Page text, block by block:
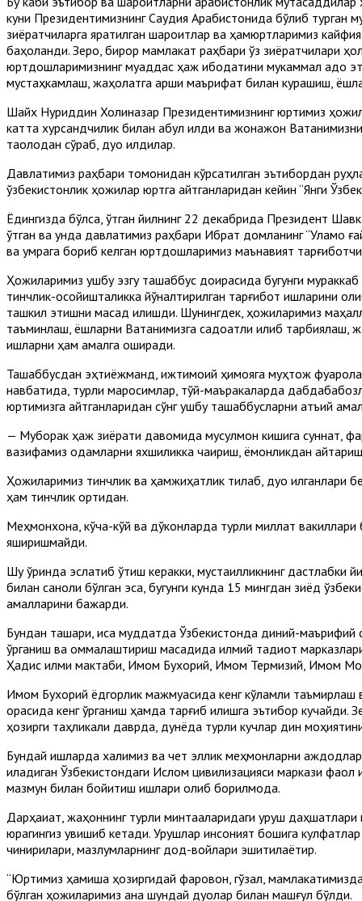
куни Президентимизнинг Саудия Арабистонида бўлиб
зиёратчиларга яратилган шароитлар ва ҳамюртларимиз
баҳоланди. Зеро, бирор мамлакат раҳбари ўз зиёратчилари
юртдошларимизнинг муқаддас ҳаж ибодатини мукаммал адо
мустаҳкамлаш, жаҳолатга қарши маърифат билан курашиш,
Шайх Нуриддин Холиқназар Президентимизнинг юртимиз
катта хурсандчилик билан қабул қилди ва жонажон
таолодан сўраб, дуо қилдилар.
Давлатимиз раҳбари томонидан кўрсатилган эътибордан
ўзбекистонлик ҳожилар юртга қайтганларидан кейин “Янги
Ёдингизда бўлса, ўтган йилнинг 22 декабрида Президент
ўтган ва унда давлатимиз раҳбари Ибрат домланинг “Уламо
ва умрага бориб келган юртдошларимиз маънавият
Ҳожиларимиз ушбу эзгу ташаббус доирасида бугунги
тинчлик-осойишталикка йўналтирилган тарғибот ишларини
ташкил этишни мақсад қилишди. Шунингдек, ҳожиларимиз
таъминлаш, ёшларни Ватанимизга садоқатли қилиб тарбиялаш,
ишларни ҳам амалга оширади.
Ташаббусдан эҳтиёжманд, ижтимоий ҳимояга муҳтож
навбатида, турли маросимлар, тўй-маъракаларда
юртимизга қайтганларидан сўнг ушбу ташаббусларни қатъий
— Муборак ҳаж зиёрати давомида мусулмон кишига суннат,
вазифамиз одамларни яхшиликка чақириш, ёмонликдан
Ҳожиларимиз тинчлик ва ҳамжиҳатлик тилаб, дуо қилганлари
ҳам тинчлик ортидан.
Меҳмонхона, кўча-кўй ва дўконларда турли миллат вакиллари
яширишмайди.
Шу ўринда эслатиб ўтиш керакки, мустақилликнинг
билан саноқли бўлган эса, бугунги кунда 15 мингдан зиёд
амалларини бажарди.
Бундан ташқари, қисқа муддатда Ўзбекистонда диний-
ўрганиш ва оммалаштириш мақсадида илмий тадқиқот
Ҳадис илми мактаби, Имом Бухорий, Имом Термизий, Имом
Имом Бухорий ёдгорлик мажмуасида кенг кўламли таъмирлаш
орасида кенг ўрганиш ҳамда тарғиб қилишга эътибор кучайди.
ҳозирги таҳликали даврда, дунёда турли кучлар дин
Бундай ишларда халқимиз ва чет эллик меҳмонларни
қиладиган Ўзбекистондаги Ислом цивилизацияси маркази
мазмун билан бойитиш ишлари олиб борилмоқда.
Дарҳақиқат, жаҳоннинг турли минтақаларидаги уруш
юрагингиз увишиб кетади. Урушлар инсоният бошига
чинқириқлари, мазлумларнинг дод-войлари эшитилаётир.
“Юртимиз ҳамиша ҳозиргидай фаровон, гўзал,
бўлган ҳожиларимиз ана шундай дуолар билан машғул бўлди.